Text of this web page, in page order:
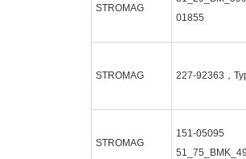
STROMAG
01855
STROMAG 227-92363，
STROMAG
151-05095